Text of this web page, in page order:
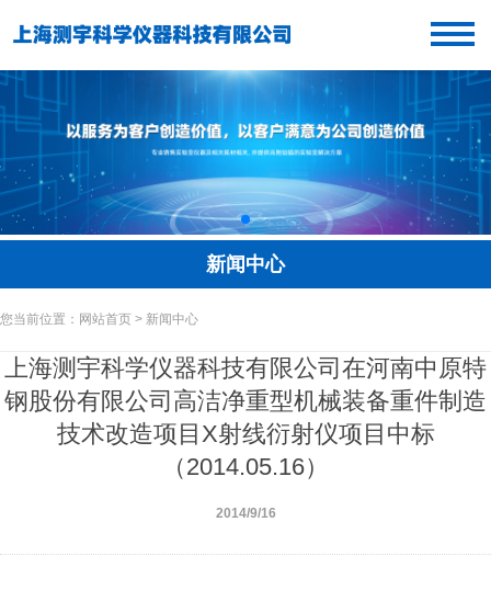
新闻中心
您当前位置：网站首页 > 新闻中心
上海测宇科学仪器科技有限公司在河南中原特
钢股份有限公司高洁净重型机械装备重件制造
技术改造项目X射线衍射仪项目中标
（2014.05.16）
2014/9/16